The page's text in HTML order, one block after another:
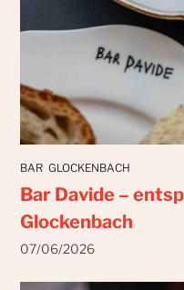
BAR GLOCKENBACH
Bar Davide –
Glockenbach
07/06/2026